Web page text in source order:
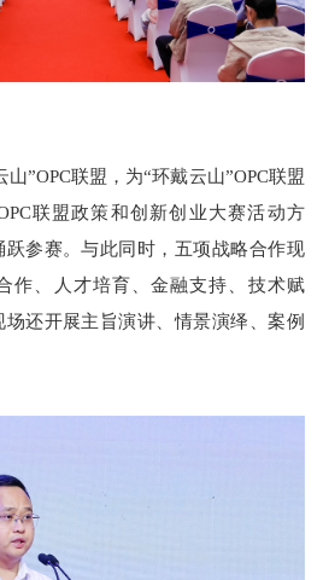
联盟，为“环戴云山”OPC联盟
联盟政策和创新创业大赛活动方
参赛。与此同时，五项战略合作现
作、人才培育、金融支持、技术赋
还开展主旨演讲、情景演绎、案例